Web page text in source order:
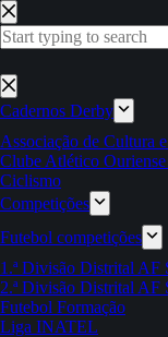
Pular
para
o
Sem
resultados
Cadernos Derby
Associação de Cultura
Clube Atlético
Ciclismo
Competições
Futebol competições
1.ª Divisão Distrital AF
2.ª Divisão Distrital AF
Futebol Formação
Liga INATEL